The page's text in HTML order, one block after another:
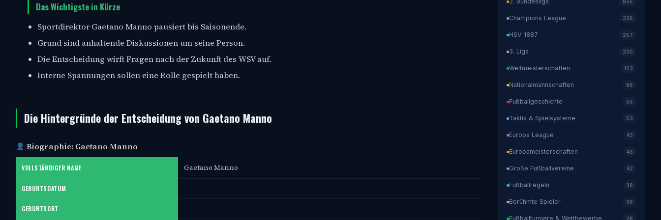
Das Wichtigste in Kürze
Sportdirektor Gaetano Manno pausiert bis Saisonende.
Grund sind anhaltende Diskussionen um seine Person.
Die Entscheidung wirft Fragen nach der Zukunft des WSV auf.
Interne Spannungen sollen eine Rolle gespielt haben.
Die Hintergründe der Entscheidung von Gaetano Manno
Biographie: Gaetano Manno
VOLLSTÄNDIGER NAME Gaetano Manno
GEBURTSDATUM
GEBURTSORT
655
Champions League 336
HSV 1887 257
3. Liga 230
Weltmeisterschaften 123
Nationalmannschaften 86
Fußballgeschichte 55
Taktik & Spielsysteme 53
Europa League 43
Europameisterschaften 43
Große Fußballvereine 42
Fußballregeln 38
Berühmte Spieler 36
Fußballturniere & Wettbewerbe 28